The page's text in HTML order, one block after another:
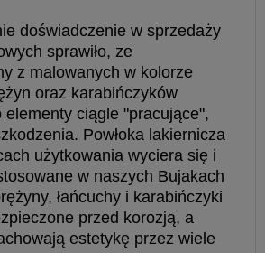
doświadczenie w sprzedaży
sprawiło, ze
z malowanych w kolorze
oraz karabińczyków
elementy ciągle "pracujące",
Powłoka lakiernicza
użytkowania wyciera się i
w naszych Bujakach
łańcuchy i karabińczyki
przed korozją, a
estetykę przez wiele